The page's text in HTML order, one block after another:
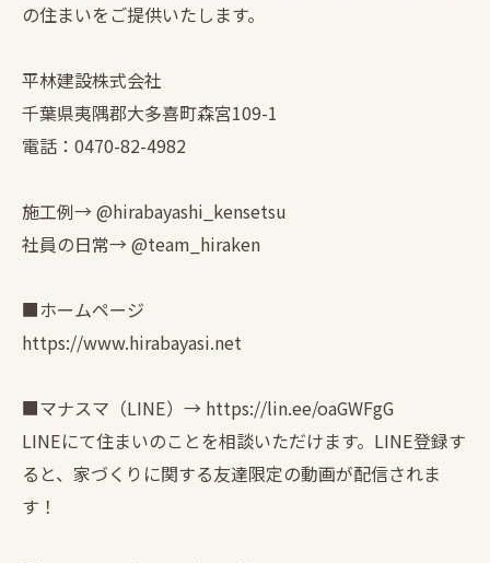
の住まいをご提供いたします。
平林建設株式会社
千葉県夷隅郡大多喜町森宮109-1
電話：0470-82-4982
施工例→ @hirabayashi_kensetsu
社員の日常→ @team_hiraken
■ホームページ
https://www.hirabayasi.net
■マナスマ（LINE）→ https://lin.ee/oaGWFgG
LINEにて住まいのことを相談いただけます。LINE登録す
ると、家づくりに関する友達限定の動画が配信されま
す！